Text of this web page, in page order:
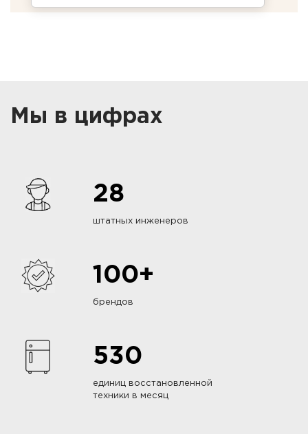
Мы в цифрах
28
штатных инженеров
100+
брендов
530
единиц восстановленной
техники в месяц